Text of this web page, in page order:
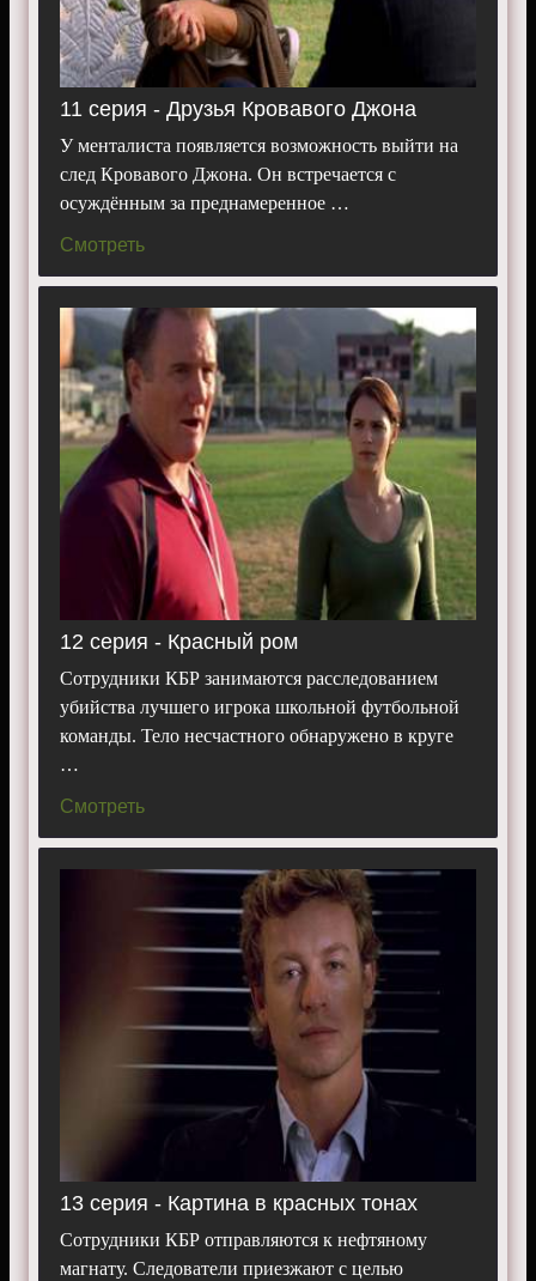
11 серия - Друзья Кровавого Джона
У менталиста появляется возможность выйти на
след Кровавого Джона. Он встречается с
осуждённым за преднамеренное …
Смотреть
12 серия - Красный ром
Сотрудники КБР занимаются расследованием
убийства лучшего игрока школьной футбольной
команды. Тело несчастного обнаружено в круге
…
Смотреть
13 серия - Картина в красных тонах
Сотрудники КБР отправляются к нефтяному
магнату. Следователи приезжают с целью